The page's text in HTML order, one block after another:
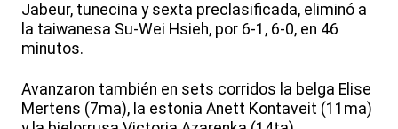
Jabeur, tunecina y sexta preclasificada, eliminó a
la taiwanesa Su-Wei Hsieh, por 6-1, 6-0, en 46
minutos.
Avanzaron también en sets corridos la belga Elise
Mertens (7ma), la estonia Anett Kontaveit (11ma)